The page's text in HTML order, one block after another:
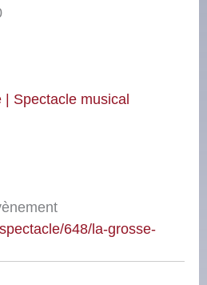
| Spectacle musical
648/la-grosse-